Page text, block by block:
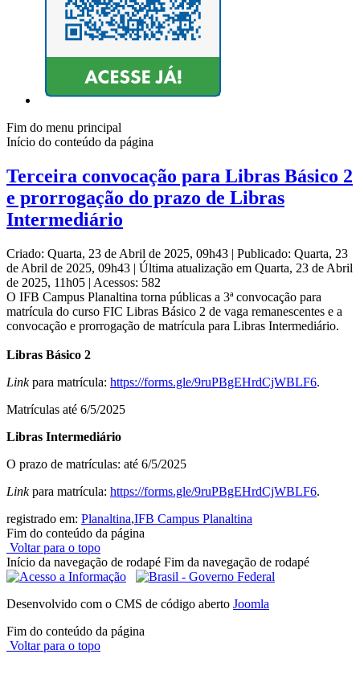
Fim do menu principal
Início do conteúdo da página
Terceira convocação para Libras Básico 2
e prorrogação do prazo de Libras
Intermediário
Criado: Quarta, 23 de Abril de 2025, 09h43 | Publicado: Quarta, 23
de Abril de 2025, 09h43 | Última atualização em Quarta, 23 de Abril
de 2025, 11h05 | Acessos: 582
O IFB Campus Planaltina torna públicas a 3ª convocação para
matrícula do curso FIC Libras Básico 2 de vaga remanescentes e a
convocação e prorrogação de matrícula para Libras Intermediário.
Libras Básico 2
Linkpara matrícula: https://forms.gle/9ruPBgEHrdCjWBLF6.
Matrículas até 6/5/2025
Libras Intermediário
O prazo de matrículas: até 6/5/2025
Linkpara matrícula: https://forms.gle/9ruPBgEHrdCjWBLF6.
registrado em: Planaltina,IFB Campus Planaltina
Fim do conteúdo da página
Voltar para o topo
Início da navegação de rodapé Fim da navegação de rodapé
Desenvolvido com o CMS de código aberto Joomla
Fim do conteúdo da página
Voltar para o topo